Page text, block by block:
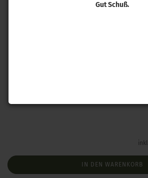
Gut Schuß.
IN DEN WARENKORB